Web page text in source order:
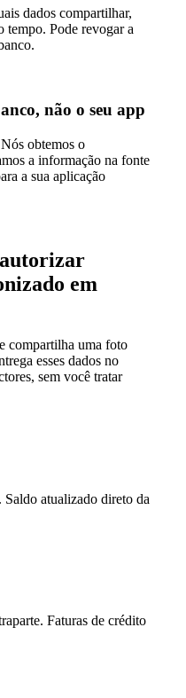
dados compartilhar,
tempo. Pode revogar a
não o seu app
obtemos o
a informação na fonte
a sua aplicação
em
compartilha uma foto
esses dados no
sem você tratar
atualizado direto da
Faturas de crédito